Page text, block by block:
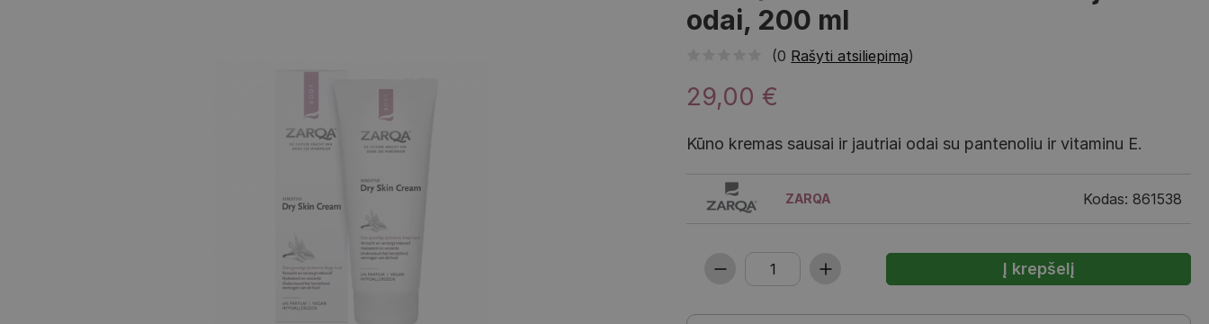
odai, 200 ml
(0 Rašyti atsiliepimą)
29,00 €
Kūno kremas sausai ir jautriai odai su pantenoliu ir vitaminu E.
ZARQA Kodas: 861538